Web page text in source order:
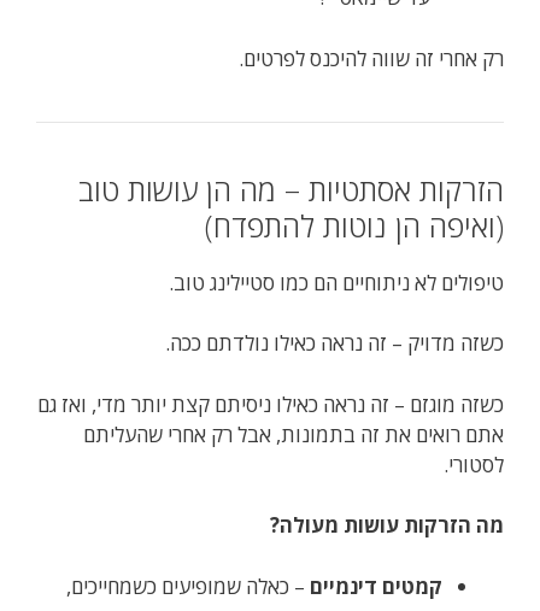
רק אחרי זה שווה להיכנס לפרטים.
הזרקות אסתטיות – מה הן עושות טוב
(ואיפה הן נוטות להתפדח)
טיפולים לא ניתוחיים הם כמו סטיילינג טוב.
כשזה מדויק – זה נראה כאילו נולדתם ככה.
כשזה מוגזם – זה נראה כאילו ניסיתם קצת יותר מדי, ואז גם
אתם רואים את זה בתמונות, אבל רק אחרי שהעליתם
לסטורי.
מה הזרקות עושות מעולה?
קמטים דינמיים – כאלה שמופיעים כשמחייכים,